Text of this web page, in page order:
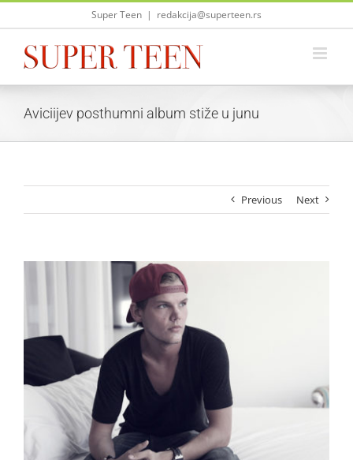
Skip
Super Teen | redakcija@superteen.rs
Aviciijev posthumni album stiže u junu
Previous Next